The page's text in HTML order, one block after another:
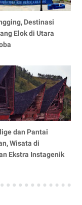
Destinasi
Elok di Utara
dan Pantai
Wisata di
Ekstra Instagenik